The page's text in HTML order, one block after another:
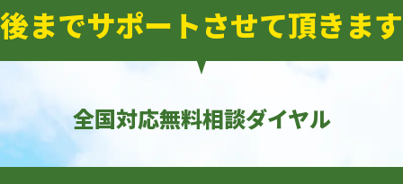
までサポートさせて頂きま
全国対応無料相談ダイヤル